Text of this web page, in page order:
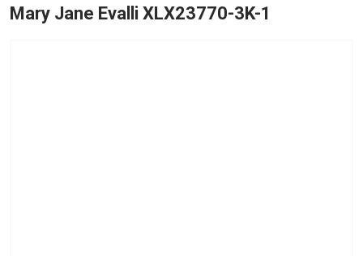
Mary Jane Evalli XLX23770-3K-1